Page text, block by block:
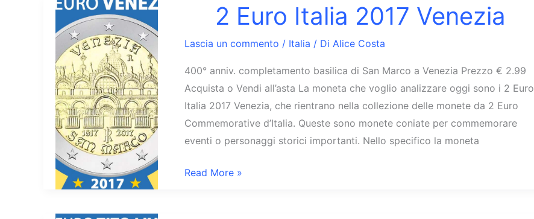
2 Euro Italia 2017 Venezia
Lascia un commento / Italia / Di Alice Costa
400° anniv. completamento basilica di San Marco a Venezia Prezzo € 2.99
Acquista o Vendi all’asta La moneta che voglio analizzare oggi sono i 2 Euro
Italia 2017 Venezia, che rientrano nella collezione delle monete da 2 Euro
Commemorative d’Italia. Queste sono monete coniate per commemorare
eventi o personaggi storici importanti. Nello specifico la moneta
2
Read More »